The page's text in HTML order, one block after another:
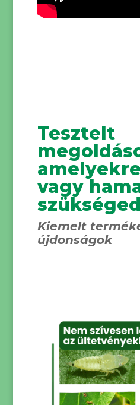
Tesztelt
vagy
Kiemelt
újdonságok